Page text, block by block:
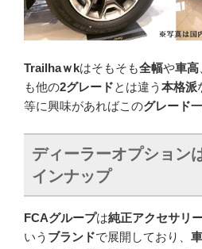
Trailhaｗkはそもそも全幅や車高
も他の2グレードとは違う 本格派
等に興味があればこのグレード
ディーラーオプション
インナップ
FCAグループは純正アクセサリ
いう ブランドで展開しており、